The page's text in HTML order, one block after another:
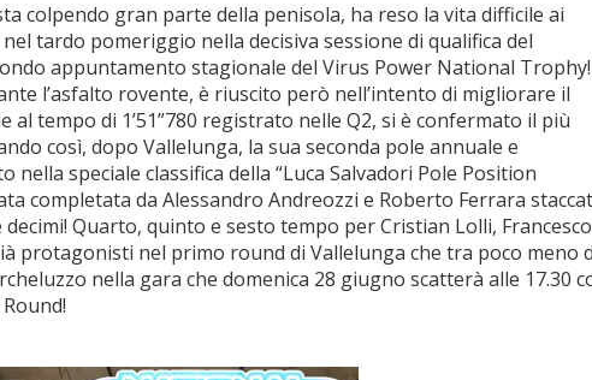
colpendo gran parte della penisola, ha reso la vita difficile ai
tardo pomeriggio nella decisiva sessione di qualifica del
appuntamento stagionale del Virus Power National Trophy!
l’asfalto rovente, è riuscito però nell’intento di migliorare il
al tempo di 1’51”780 registrato nelle Q2, si è confermato il più
così, dopo Vallelunga, la sua seconda pole annuale e
speciale classifica della “Luca Salvadori Pole Position
completata da Alessandro Andreozzi e Roberto Ferrara
Quarto, quinto e sesto tempo per Cristian Lolli, Francesco
protagonisti nel primo round di Vallelunga che tra poco meno
nella gara che domenica 28 giugno scatterà alle 17.30